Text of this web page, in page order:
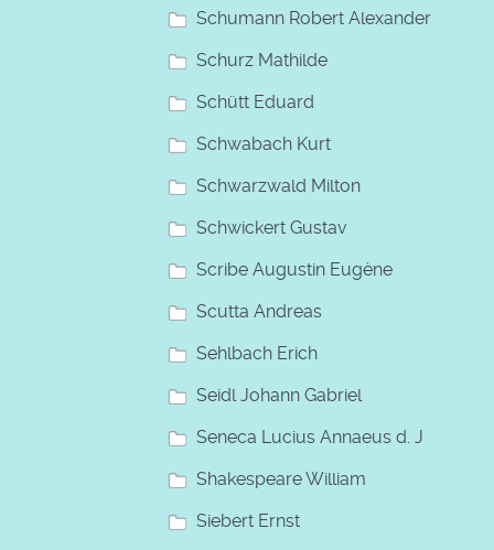
Schumann Robert Alexander
Schurz Mathilde
Schütt Eduard
Schwabach Kurt
Schwarzwald Milton
Schwickert Gustav
Scribe Augustin Eugène
Scutta Andreas
Sehlbach Erich
Seidl Johann Gabriel
Seneca Lucius Annaeus d. J
Shakespeare William
Siebert Ernst